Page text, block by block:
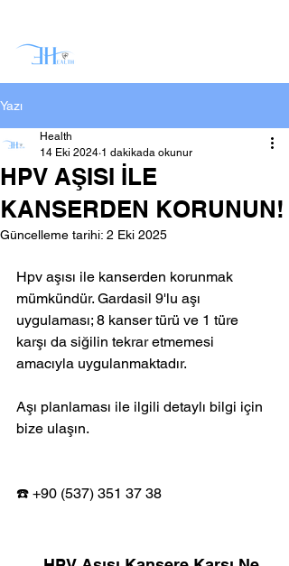
Yazı
HPV AŞISI İLE
KANSERDEN KORUNUN!
Health
14 Eki 2024 1 dakikada okunur
Güncelleme tarihi: 2 Eki 2025
Hpv aşısı ile kanserden korunmak
mümkündür. Gardasil 9'lu aşı
uygulaması; 8 kanser türü ve 1 türe
karşı da siğilin tekrar etmemesi
amacıyla uygulanmaktadır.
Aşı planlaması ile ilgili detaylı bilgi için
bize ulaşın.
☎️ +90 (537) 351 37 38